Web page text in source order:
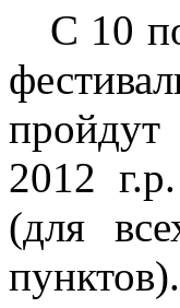
С 10
пройдут
2012
(для
пунктов).